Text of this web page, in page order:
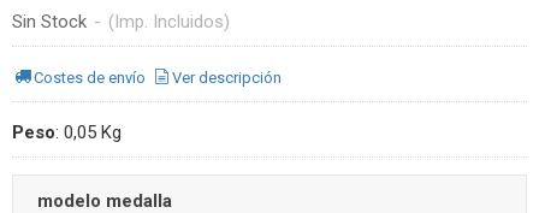
Sin Stock - (Imp. Incluidos)
Costes de envío Ver descripción
Peso: 0,05 Kg
modelo medalla